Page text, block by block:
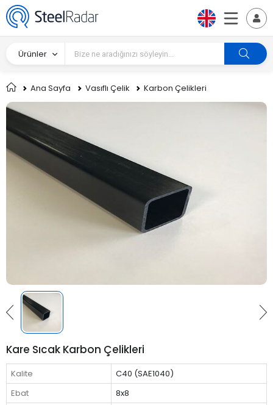
Ürünler
Ana Sayfa Vasıflı Çelik Karbon Çelikleri
Kare Sıcak Karbon Çelikleri
Kalite
C40 (SAE1040)
Ebat
8x8